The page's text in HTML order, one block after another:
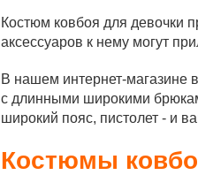
Костюм ковбоя для девочки
аксессуаров к нему могут
В нашем интернет-магазине
с длинными широкими
широкий пояс, пистолет - и
Костюмы